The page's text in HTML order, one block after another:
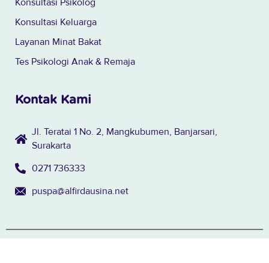
Konsultasi Keluarga
Layanan Minat Bakat
Tes Psikologi Anak & Remaja
Kontak Kami
Jl. Teratai 1 No. 2, Mangkubumen, Banjarsari,
Surakarta
0271 736333
puspa@alfirdausina.net